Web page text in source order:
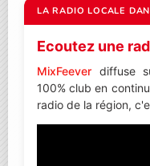
LA RADIO LOCALE
Ecoutez une
MixFeever diffuse
100% club en
radio de la région,